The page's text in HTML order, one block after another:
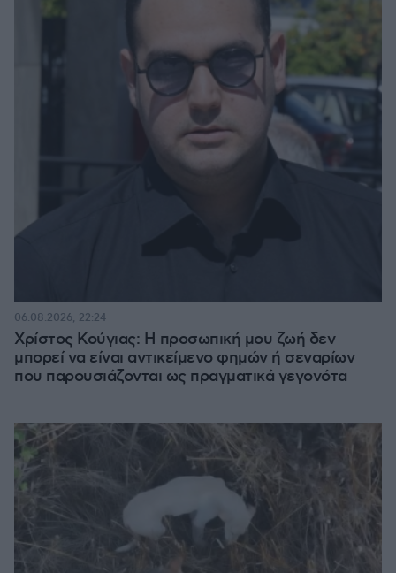
Χρίστος Κούγιας: Η προσωπική μου ζωή δεν
μπορεί να είναι αντικείμενο φημών ή σεναρίων
που παρουσιάζονται ως πραγματικά γεγονότα
06.08.2026, 22:24